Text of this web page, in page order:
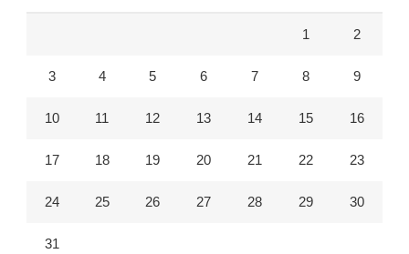
1 2
3 4 5 6 7 8 9
10 11 12 13 14 15 16
17 18 19 20 21 22 23
24 25 26 27 28 29 30
31